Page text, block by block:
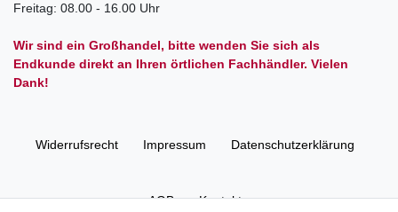
Freitag: 08.00 - 16.00 Uhr
Wir sind ein Großhandel, bitte wenden Sie sich als
Endkunde direkt an Ihren örtlichen Fachhändler. Vielen
Dank!
Widerrufs­recht Impressum Daten­schutz­erklärung
AGB Kontakt